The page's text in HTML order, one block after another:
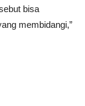
bisa
membidangi,”